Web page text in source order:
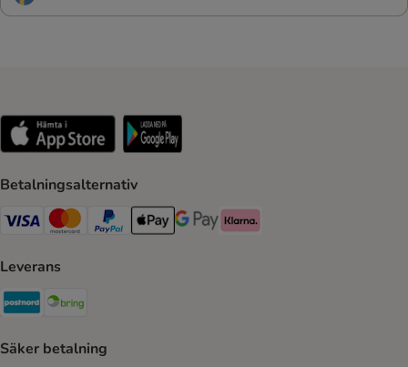
Betalningsalternativ
VISA Payment Method
Mastercard Payment Method
Paypal Payment Method
Apple Pay Payment Method
Google Pay Payment Method
Klarna Payment Method
Leverans
Postnord Shipping Method
Säker betalning